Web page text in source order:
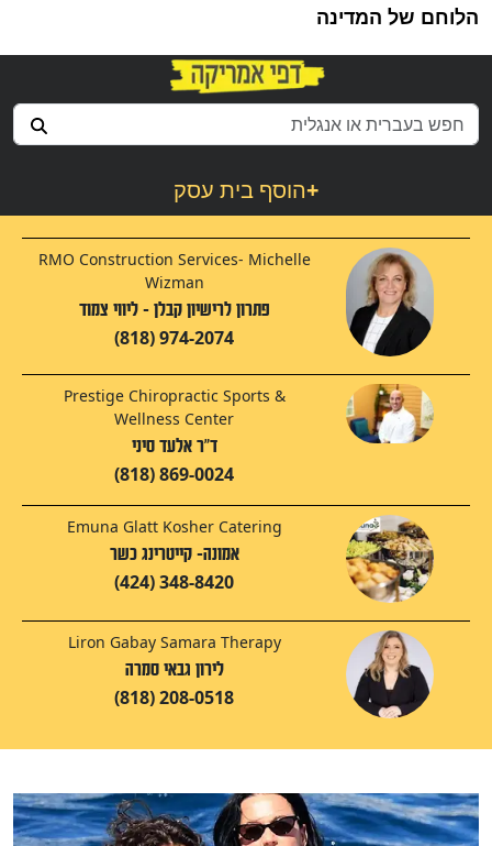
הלוחם של המדינה
הוסף בית עסק+
RMO Construction Services- Michelle
Wizman
פתרון לרישיון קבלן - ליווי צמוד
(818) 974-2074
Prestige Chiropractic Sports &
Wellness Center
ד"ר אלעד סיני
(818) 869-0024
Emuna Glatt Kosher Catering
אמונה- קייטרינג כשר
(424) 348-8420
Liron Gabay Samara Therapy
לירון גבאי סמרה
(818) 208-0518